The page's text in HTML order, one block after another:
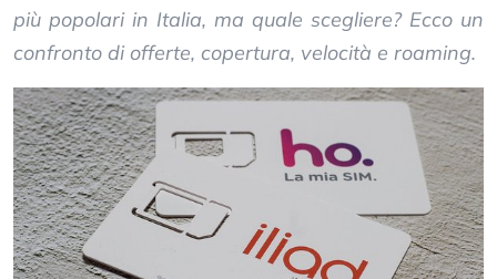
più popolari in Italia, ma quale scegliere? Ecco un
confronto di offerte, copertura, velocità e roaming.